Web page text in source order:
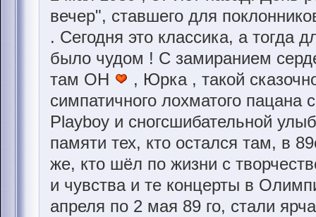
вечер", ставшего для
. Сегодня это классика, а тогда
было чудом ! С замиранием
там ОН
, Юрка , такой
симпатичного лохматого
Playboy и сногсшибательной
памяти тех, кто остался там, в
же, кто шёл по жизни с
и чувства и те концерты в
апреля по 2 мая 89 го, стали